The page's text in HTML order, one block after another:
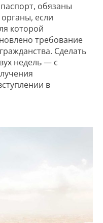
обязаны
если
которой
требование
Сделать
недель — с
в